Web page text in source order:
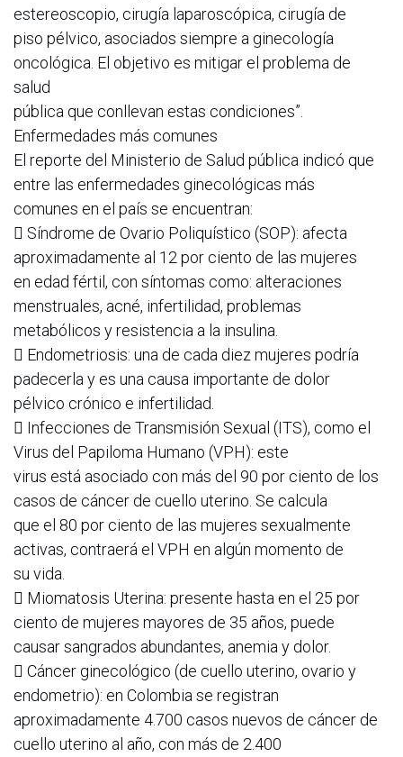
estereoscopio, cirugía laparoscópica, cirugía de
piso pélvico, asociados siempre a ginecología
oncológica. El objetivo es mitigar el problema de
salud
pública que conllevan estas condiciones”.
Enfermedades más comunes
El reporte del Ministerio de Salud pública indicó que
entre las enfermedades ginecológicas más
comunes en el país se encuentran:
 Síndrome de Ovario Poliquístico (SOP): afecta
aproximadamente al 12 por ciento de las mujeres
en edad fértil, con síntomas como: alteraciones
menstruales, acné, infertilidad, problemas
metabólicos y resistencia a la insulina.
 Endometriosis: una de cada diez mujeres podría
padecerla y es una causa importante de dolor
pélvico crónico e infertilidad.
 Infecciones de Transmisión Sexual (ITS), como el
Virus del Papiloma Humano (VPH): este
virus está asociado con más del 90 por ciento de los
casos de cáncer de cuello uterino. Se calcula
que el 80 por ciento de las mujeres sexualmente
activas, contraerá el VPH en algún momento de
su vida.
 Miomatosis Uterina: presente hasta en el 25 por
ciento de mujeres mayores de 35 años, puede
causar sangrados abundantes, anemia y dolor.
 Cáncer ginecológico (de cuello uterino, ovario y
endometrio): en Colombia se registran
aproximadamente 4.700 casos nuevos de cáncer de
cuello uterino al año, con más de 2.400